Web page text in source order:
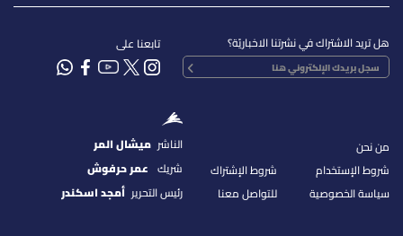
هل تريد الاشتراك في نشرتنا الاخباريّة؟ تابعنا على
من نحن
شروط الإستخدام
سياسة الخصوصية
شروط الإشتراك
للتواصل معنا
الناشر ميشال المر
شريك عمر حرفوش
رئيس التحرير أمجد اسكندر